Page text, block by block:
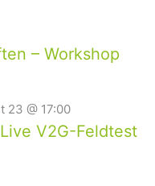
– Workshop
23 @ 17:00
V2G-Feldtest